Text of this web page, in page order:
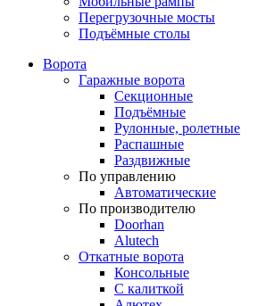
Перегрузочные мосты
Подъёмные столы
Ворота
Гаражные ворота
Секционные
Подъёмные
Рулонные, ролетные
Распашные
Раздвижные
По управлению
Автоматические
По производителю
Doorhan
Alutech
Откатные ворота
Консольные
С калиткой